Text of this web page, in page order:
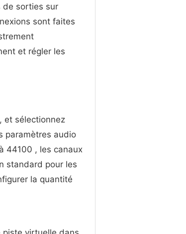
de sorties sur
sont faites
et régler les
et sélectionnez
paramètres audio
44100 , les canaux
standard pour les
la quantité